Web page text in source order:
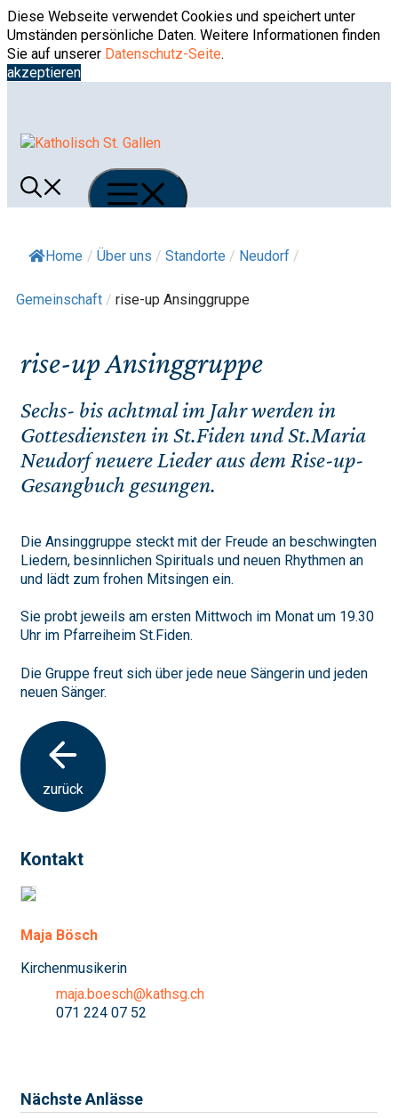
Diese Webseite verwendet Cookies und speichert unter
Umständen persönliche Daten. Weitere Informationen finden
Sie auf unserer Datenschutz-Seite.
akzeptieren
Springe
zum
Inhalt
Menü
Home / Über uns / Standorte / Neudorf /
Gemeinschaft / rise-up Ansinggruppe
rise-up Ansinggruppe
Sechs- bis achtmal im Jahr werden in
Gottesdiensten in St.Fiden und St.Maria
Neudorf neuere Lieder aus dem Rise-up-
Gesangbuch gesungen.
Die Ansinggruppe steckt mit der Freude an beschwingten
Liedern, besinnlichen Spirituals und neuen Rhythmen an
und lädt zum frohen Mitsingen ein.
Sie probt jeweils am ersten Mittwoch im Monat um 19.30
Uhr im Pfarreiheim St.Fiden.
Die Gruppe freut sich über jede neue Sängerin und jeden
neuen Sänger.
zurück
Kontakt
Maja Bösch
Kirchenmusikerin
maja.boesch@kathsg.ch
071 224 07 52
Nächste Anlässe